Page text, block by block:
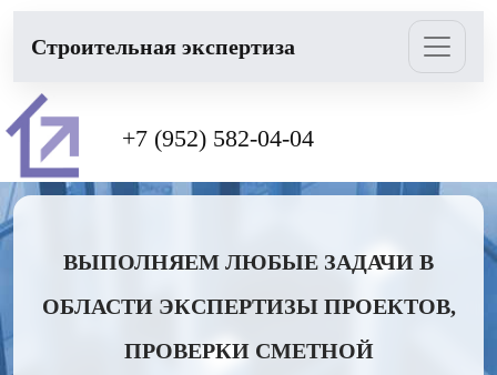
Cтроительная экспертиза
+7 (952) 582-04-04
ВЫПОЛНЯЕМ ЛЮБЫЕ ЗАДАЧИ В
ОБЛАСТИ ЭКСПЕРТИЗЫ ПРОЕКТОВ,
ПРОВЕРКИ СМЕТНОЙ